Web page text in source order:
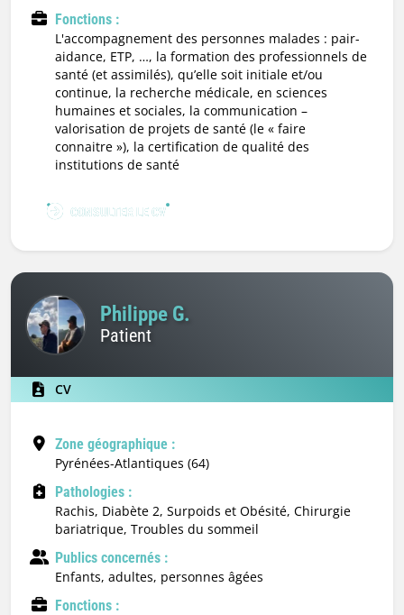
Fonctions :
l'accompagnement des personnes malades : pair-
aidance, ETP, …, la formation des professionnels de
santé (et assimilés), qu’elle soit initiale et/ou
continue, la recherche médicale, en sciences
humaines et sociales, la communication –
valorisation de projets de santé (le « faire
connaitre »), la certification de qualité des
institutions de santé
CONSULTER LE CV
Philippe G.
Patient
CV
Zone géographique :
Pyrénées-Atlantiques (64)
Pathologies :
Rachis, Diabète 2, Surpoids et Obésité, Chirurgie
bariatrique, Troubles du sommeil
Publics concernés :
enfants, adultes, personnes âgées
Fonctions :